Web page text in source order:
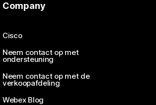
Company
Cisco
Neem contact op met
ondersteuning
Neem contact op met de
verkoopafdeling
Webex Blog